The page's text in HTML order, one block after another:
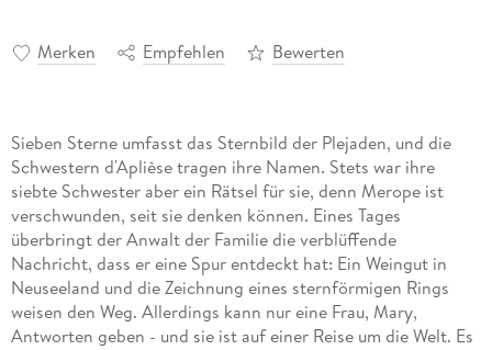
Merken Empfehlen Bewerten
Sieben Sterne umfasst das Sternbild der Plejaden, und die
Schwestern d'Aplièse tragen ihre Namen. Stets war ihre
siebte Schwester aber ein Rätsel für sie, denn Merope ist
verschwunden, seit sie denken können. Eines Tages
überbringt der Anwalt der Familie die verblüffende
Nachricht, dass er eine Spur entdeckt hat: Ein Weingut in
Neuseeland und die Zeichnung eines sternförmigen Rings
weisen den Weg. Allerdings kann nur eine Frau, Mary,
Antworten geben - und sie ist auf einer Reise um die Welt. Es